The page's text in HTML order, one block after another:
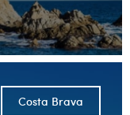
Costa Brava